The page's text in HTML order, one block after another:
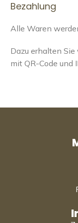
Bezahlung
Alle Waren
Dazu erhalten
mit QR-Code und